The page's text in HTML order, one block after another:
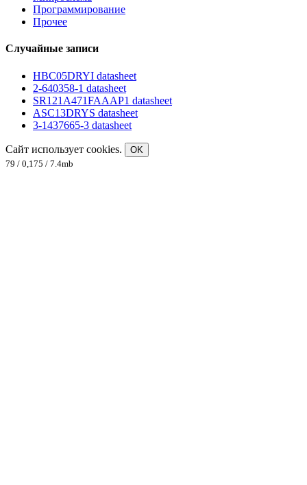
Программирование
Прочее
Случайные записи
HBC05DRYI datasheet
2-640358-1 datasheet
SR121A471FAAAP1 datasheet
ASC13DRYS datasheet
3-1437665-3 datasheet
Сайт использует cookies.
OK
79 / 0,175 / 7.4mb